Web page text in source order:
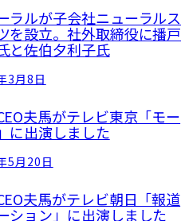
ラルが子会社ニューラルス
を設立。社外取締役に播戸
と佐伯夕利子氏
3月8日
夫馬がテレビ東京「モー
に出演しました
5月20日
夫馬がテレビ朝日「報道
ション」に出演しました